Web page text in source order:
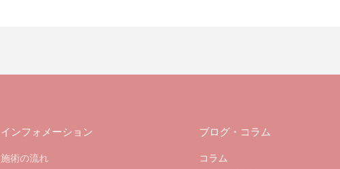
インフォメーション
施術の流れ
ブログ・コラム
コラム